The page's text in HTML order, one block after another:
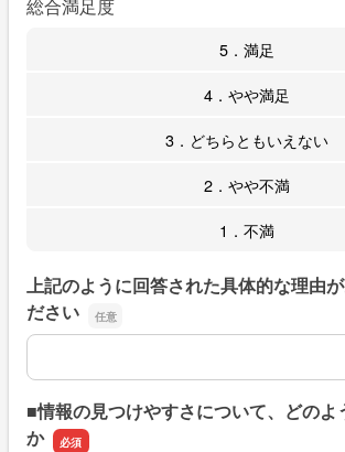
総合満足度
5．満足
4．やや満足
3．どちらともいえない
2．やや不満
1．不満
上記のように回答された具体的な理由
ださい
上記のように回答された具体的な理由
■情報の見つけやすさについて、どのよ
か